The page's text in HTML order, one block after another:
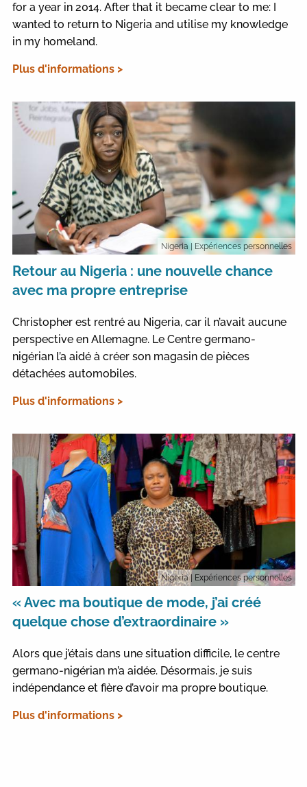
for a year in 2014. After that it became clear to me: I
wanted to return to Nigeria and utilise my knowledge
in my homeland.
Plus d'informations >
Nigeria | Expériences personnelles
Retour au Nigeria : une nouvelle chance
avec ma propre entreprise
Christopher est rentré au Nigeria, car il n’avait aucune
perspective en Allemagne. Le Centre germano-
nigérian l’a aidé à créer son magasin de pièces
détachées automobiles.
Plus d'informations >
Nigeria| Expériences personnelles
« Avec ma boutique de mode, j’ai créé
quelque chose d’extraordinaire »
Alors que j’étais dans une situation difficile, le centre
germano-nigérian m’a aidée. Désormais, je suis
indépendance et fière d’avoir ma propre boutique.
Plus d'informations >